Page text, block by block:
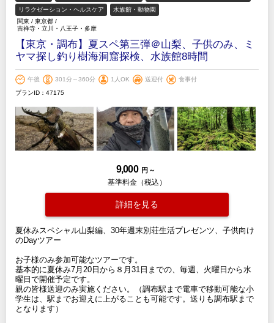
リラクゼーション・ヘルスケア
水族館・動物園
関東 / 東京都 /
吉祥寺・立川・八王子・多摩
【東京・調布】夏スペ第三弾＠山梨、子供のみ、ミ
ヤマ探し釣り樹海洞窟探検、水族館8時間
午後 301分～360分 1人OK 送迎付
食事付
プランID：47175
9,000 円 ～
基準料金（税込）
詳細を見る
夏休みスペシャル山梨編、30年週末別荘生活プレゼンツ、子供向け
のDayツアー
お子様のみ参加可能なツアーです。
基本的に夏休み7月20日から８月31日までの、毎週、火曜日から水
曜日で開催予定です。
親の皆様送迎のみ実施ください。（調布駅まで電車で移動可能な小
学生は、駅までお迎えに上がることも可能です。送りも調布駅まで
となります）